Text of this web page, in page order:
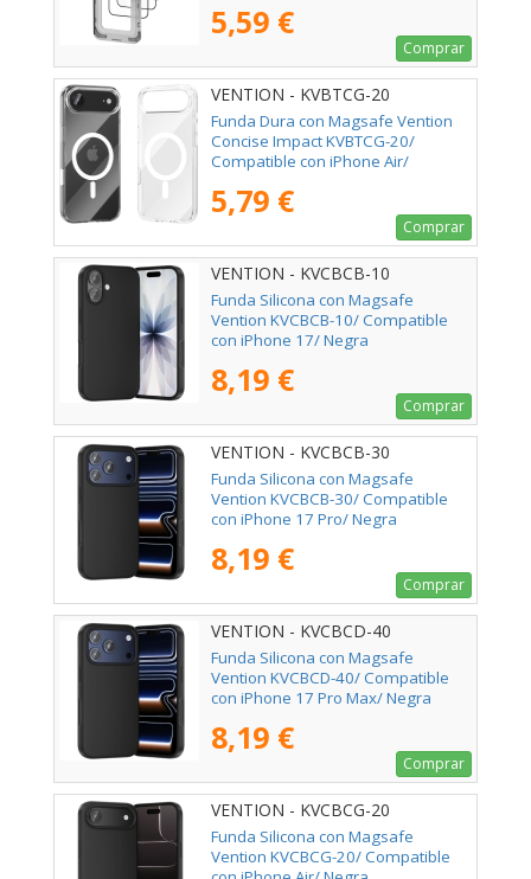
5,59 €
Comprar
VENTION - KVBTCG-20
Funda Dura con Magsafe Vention
Concise Impact KVBTCG-20/
Compatible con iPhone Air/
5,79 €
Comprar
VENTION - KVCBCB-10
Funda Silicona con Magsafe
Vention KVCBCB-10/ Compatible
con iPhone 17/ Negra
8,19 €
Comprar
VENTION - KVCBCB-30
Funda Silicona con Magsafe
Vention KVCBCB-30/ Compatible
con iPhone 17 Pro/ Negra
8,19 €
Comprar
VENTION - KVCBCD-40
Funda Silicona con Magsafe
Vention KVCBCD-40/ Compatible
con iPhone 17 Pro Max/ Negra
8,19 €
Comprar
VENTION - KVCBCG-20
Funda Silicona con Magsafe
Vention KVCBCG-20/ Compatible